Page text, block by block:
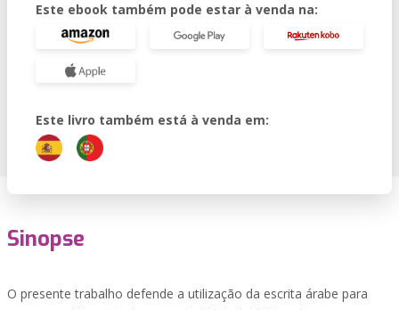
Este ebook também pode estar à venda na:
Este livro também está à venda em:
Sinopse
O presente trabalho defende a utilização da escrita árabe para